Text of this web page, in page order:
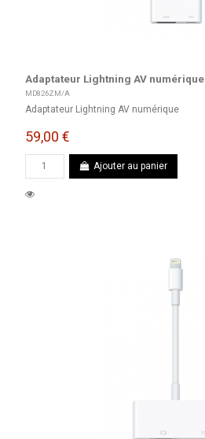
Adaptateur Lightning AV numérique
MD826ZM/A
Adaptateur Lightning AV numérique
59,00 €
Ajouter au panier